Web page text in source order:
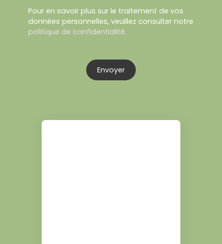
Pour en savoir plus sur le traitement de vos
données personnelles, veuillez consulter notre
politique de confidentialité.
Envoyer